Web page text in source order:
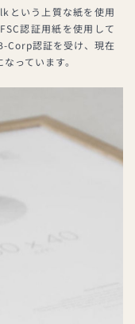
という上質な紙を使用
認証用紙を使用して
Corp認証を受け、現在
っています。